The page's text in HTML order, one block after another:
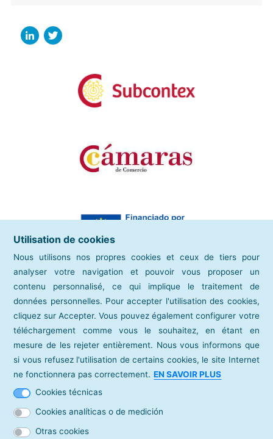
LinkedIn
points d'intérêt
Chambre de commerce espagnole
répertoires
Utilisation de cookies
Nous utilisons nos propres cookies et ceux de tiers pour
analyser votre navigation et pouvoir vous proposer un
contenu personnalisé, ce qui implique le traitement de
données personnelles. Pour accepter l'utilisation des cookies,
cliquez sur Accepter. Vous pouvez également configurer votre
téléchargement comme vous le souhaitez, en étant en
mesure de les rejeter entièrement. Nous vous informons que
si vous refusez l'utilisation de certains cookies, le site Internet
ne fonctionnera pas correctement. EN SAVOIR PLUS
Cookies técnicas
Cookies analíticas o de medición
Otras cookies